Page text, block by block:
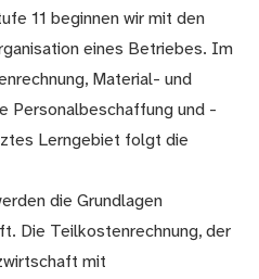
11 beginnen wir mit den
eines Betriebes. Im
Material- und
Personalbeschaffung und -
Lerngebiet folgt die
die Grundlagen
Die Teilkostenrechnung, der
mit